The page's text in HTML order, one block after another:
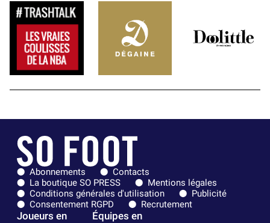
Abonnements
Contacts
La boutique SO PRESS
Mentions légales
Conditions générales d'utilisation
Publicité
Consentement RGPD
Recrutement
Joueurs en
Équipes en